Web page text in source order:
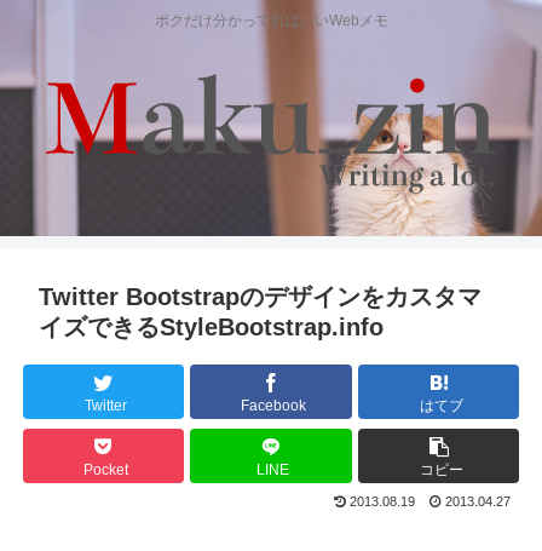
ボクだけ分かってればいいWebメモ
Twitter Bootstrapのデザインをカスタマ
イズできるStyleBootstrap.info
Twitter Facebook はてブ
Pocket LINE コピー
2013.08.19 2013.04.27